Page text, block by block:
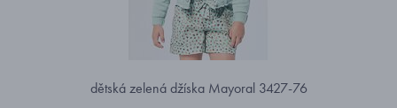
dětská zelená džíska Mayoral 3427-76